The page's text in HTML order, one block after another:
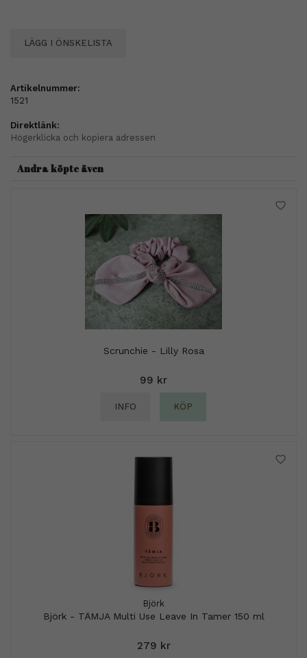
LÄGG I ÖNSKELISTA
Artikelnummer:
1521
Direktlänk:
Högerklicka och kopiera adressen
Andra köpte även
Scrunchie - Lilly Rosa
99 kr
INFO KÖP
Björk
Björk - TÄMJA Multi Use Leave In Tamer 150 ml
279 kr